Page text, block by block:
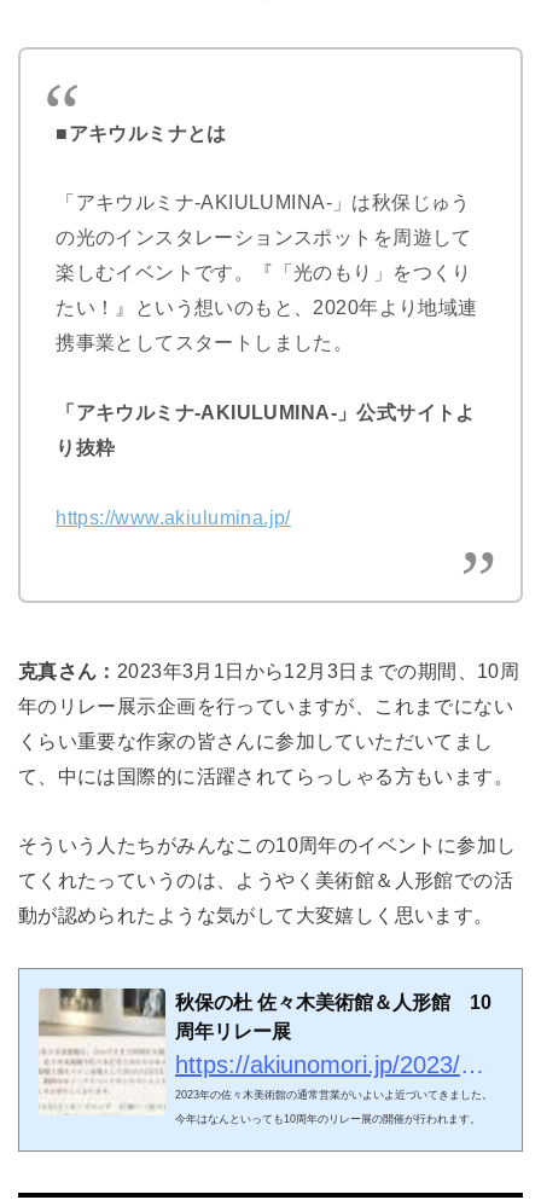
■アキウルミナとは
「アキウルミナ-AKIULUMINA-」は秋保じゅう
の光のインスタレーションスポットを周遊して
楽しむイベントです。
『「光のもり」をつくり
たい！』という想いのもと、2020年より地域連
携事業としてスタートしました。
「アキウルミナ-AKIULUMINA-」公式サイトよ
り抜粋
https://www.akiulumina.jp/
克真さん： 2023年3月1日から12月3日までの期間、10周
年のリレー展示企画を行っていますが、これまでにない
くらい重要な作家の皆さんに参加していただいてまし
て、中には国際的に活躍されてらっしゃる方もいます。
そういう人たちがみんなこの10周年のイベントに参加し
てくれたっていうのは、ようやく美術館＆人形館での活
動が認められたような気がして大変嬉しく思います。
秋保の杜 佐々木美術館＆人形館 10
周年リレー展
https://akiunomori.jp/2023/02/21/秋保の杜-佐々木美術館＆人形館 10周年リレー展/
2023年の佐々木美術館の通常営業がいよいよ近づいてきました。
今年はなんといっても10周年のリレー展の開催が行われます。